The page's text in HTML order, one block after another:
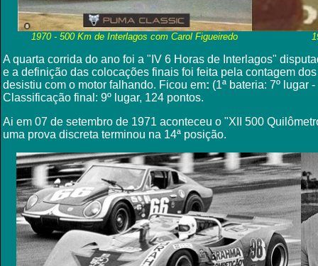
1970 - 500 Km de Interlagos com Carol Figueiredo
A quarta corrida do ano foi a "IV 6 Horas de Interlagos"
e a definição das colocações finais foi feita pela contagem
desistiu com o motor falhando. Ficou em: (1ª bateria: 7º lugar
Classificação final: 9º lugar, 124 pontos.
Ai em 07 de setembro de 1971 aconteceu o "XII 500
uma prova discreta terminou na 14ª posição.